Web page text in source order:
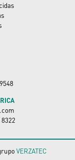
VERZATEC